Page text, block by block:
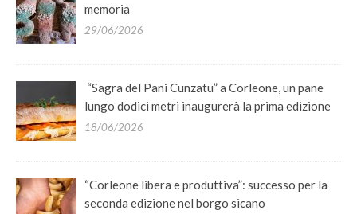
memoria
29/06/2026
“Sagra del Pani Cunzatu” a Corleone, un pane
lungo dodici metri inaugurerà la prima edizione
18/06/2026
“Corleone libera e produttiva”: successo per la
seconda edizione nel borgo sicano